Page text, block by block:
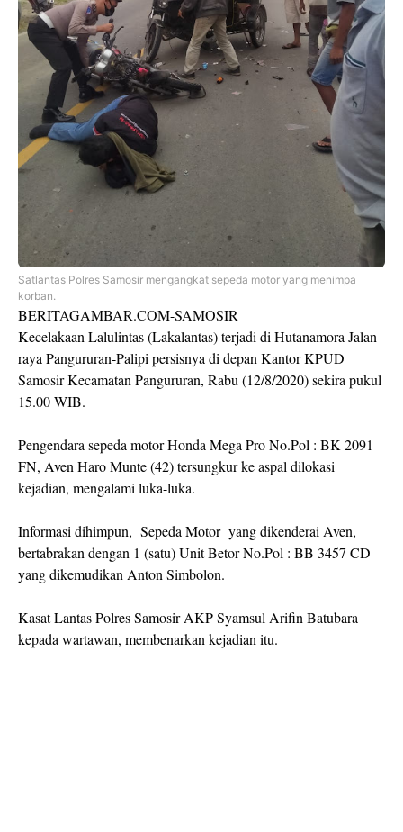
Satlantas Polres Samosir mengangkat sepeda motor yang menimpa
korban.
BERITAGAMBAR.COM-SAMOSIR
Kecelakaan Lalulintas (Lakalantas) terjadi di Hutanamora Jalan
raya Pangururan-Palipi persisnya di depan Kantor KPUD
Samosir Kecamatan Pangururan, Rabu (12/8/2020) sekira pukul
15.00 WIB.
Pengendara sepeda motor Honda Mega Pro No.Pol : BK 2091
FN, Aven Haro Munte (42) tersungkur ke aspal dilokasi
kejadian, mengalami luka-luka.
Informasi dihimpun, Sepeda Motor yang dikenderai Aven,
bertabrakan dengan 1 (satu) Unit Betor No.Pol : BB 3457 CD
yang dikemudikan Anton Simbolon.
Kasat Lantas Polres Samosir AKP Syamsul Arifin Batubara
kepada wartawan, membenarkan kejadian itu.